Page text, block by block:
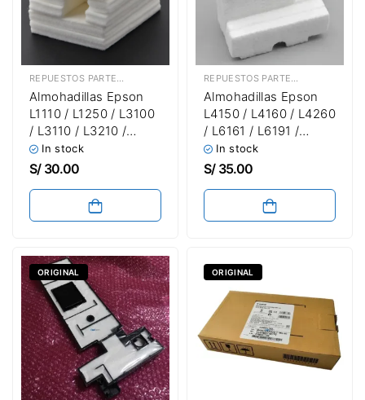
REPUESTOS PARTES & PIEZAS CAJAS DE MANTENIMIENTO
Almohadillas Epson
L1110 / L1250 / L3100
/ L3110 / L3210 /
L3150 / L3250 /
L3160 / L3260 / L5190
o Esponjas)
In stock
S/30.00
REPUESTOS PARTES & PIEZAS
Almohadillas Epson
L4150 / L4160 / L4260
/ L6161 / L6191 /
L6270 / L14150 / ET-
M2170 / ET-M3170
In stock
S/35.00
ORIGINAL ORIGINAL